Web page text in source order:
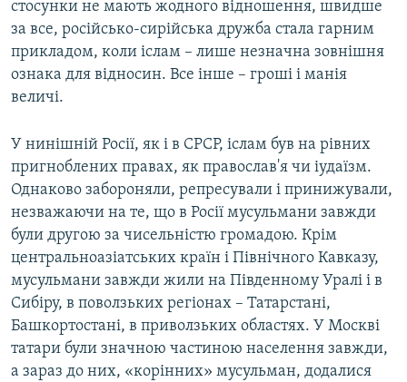
стосунки не мають жодного відношення, швидше
за все, російсько-сирійська дружба стала гарним
прикладом, коли іслам – лише незначна зовнішня
ознака для відносин. Все інше – гроші і манія
величі.
У нинішній Росії, як і в СРСР, іслам був на рівних
пригноблених правах, як православ'я чи іудаїзм.
Однаково забороняли, репресували і принижували,
незважаючи на те, що в Росії мусульмани завжди
були другою за чисельністю громадою. Крім
центральноазіатських країн і Північного Кавказу,
мусульмани завжди жили на Південному Уралі і в
Сибіру, в поволзьких регіонах – Татарстані,
Башкортостані, в приволзьких областях. У Москві
татари були значною частиною населення завжди,
а зараз до них, «корінних» мусульман, додалися